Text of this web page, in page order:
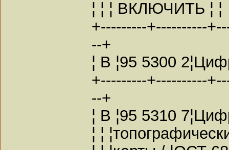
¦ ¦ ¦ ВКЛЮЧИТЬ ¦ ¦
+---------+----------
--+
¦ В ¦95 5300
+---------+----------
--+
¦ В ¦95 5310
¦ ¦